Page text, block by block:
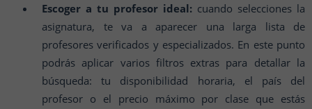
Escoger a tu profesor ideal: cuando selecciones la
asignatura, te va a aparecer una larga lista de
profesores verificados y especializados. En este punto
podrás aplicar varios filtros extras para detallar la
búsqueda: tu disponibilidad horaria, el país del
profesor o el precio máximo por clase que estás